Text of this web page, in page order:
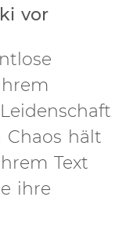
vor
Chaos hält
Text
ihre